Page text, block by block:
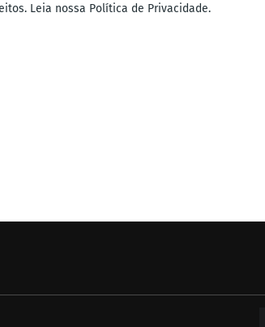
Leia nossa Política de Privacidade.